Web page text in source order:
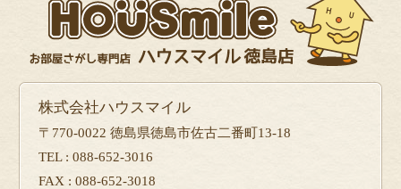
株式会社ハウスマイル
〒770-0022 徳島県徳島市佐古二番町13-18
TEL : 088-652-3016
FAX : 088-652-3018